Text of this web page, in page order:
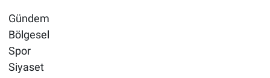
Gündem
Bölgesel
Spor
Siyaset